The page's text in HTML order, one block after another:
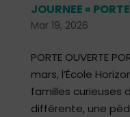
JOURNEE «
Mar 19, 2026
PORTE OUVERTE
mars, l’École
familles curieuses
différente, une